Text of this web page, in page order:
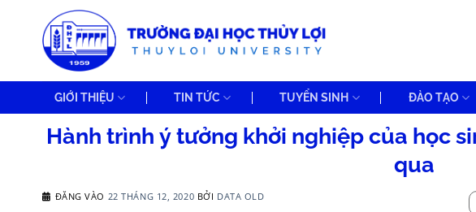
GIỚI THIỆU TIN TỨC TUYỂN SINH ĐÀO TẠO
Hành trình ý tưởng khởi nghiệp của học
qua
ĐĂNG VÀO 22 THÁNG 12, 2020 BỞI DATA OLD